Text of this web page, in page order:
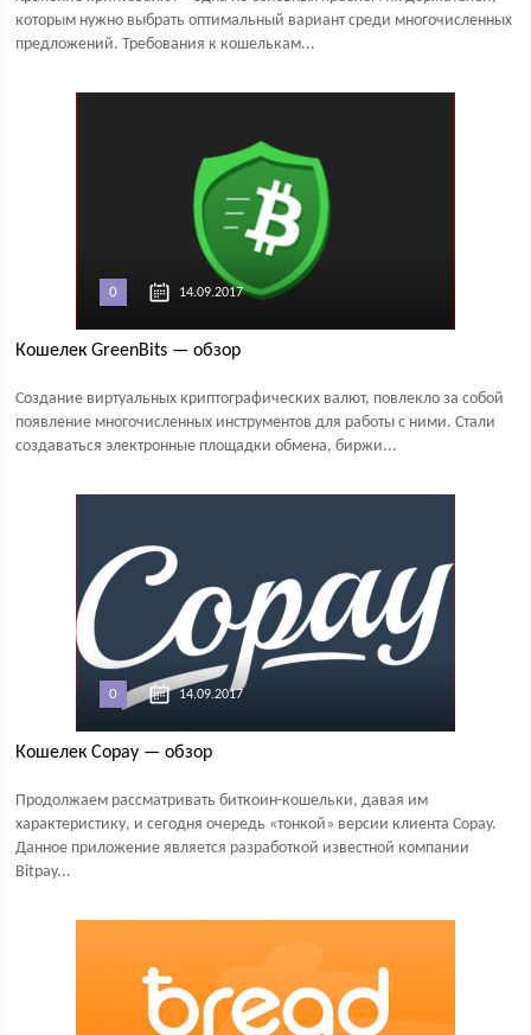
которым нужно выбрать оптимальный вариант среди многочисленных
предложений. Требования к кошелькам...
0 14.09.2017
Кошелек GreenBits — обзор
Создание виртуальных криптографических валют, повлекло за собой
появление многочисленных инструментов для работы с ними. Стали
создаваться электронные площадки обмена, биржи...
0 14.09.2017
Кошелек Copay — обзор
Продолжаем рассматривать биткоин-кошельки, давая им
характеристику, и сегодня очередь «тонкой» версии клиента Copay.
Данное приложение является разработкой известной компании
Bitpay...